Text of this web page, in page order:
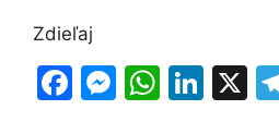
Zdieľaj
F
M W Li X